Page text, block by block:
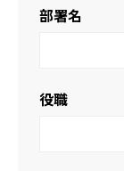
部署名
役職